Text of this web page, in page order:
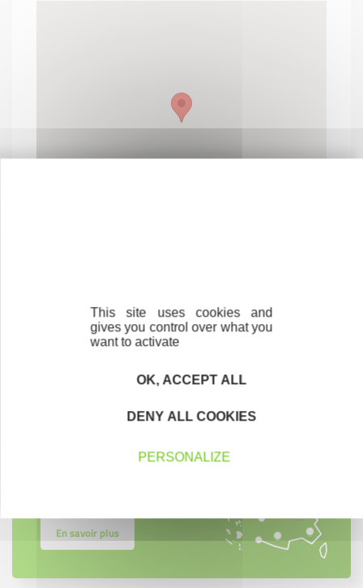
Contactez-nous ! Cliquez ici
En savoir plus
This site uses cookies and
gives you control over what you
want to activate
OK, ACCEPT ALL
DENY ALL COOKIES
PERSONALIZE